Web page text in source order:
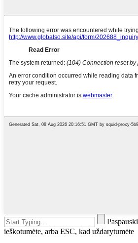
ieškotumėte, arba ESC, kad uždarytumėte